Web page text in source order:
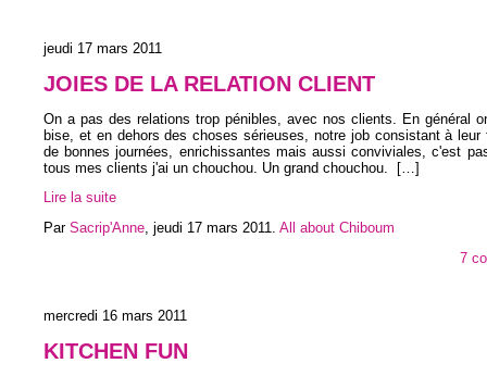
jeudi 17 mars 2011
JOIES DE LA RELATION CLIENT
On a pas des relations trop pénibles, avec nos clients. En général
bise, et en dehors des choses sérieuses, notre job consistant à leur
de bonnes journées, enrichissantes mais aussi conviviales, c'est
tous mes clients j'ai un chouchou. Un grand chouchou.
[…]
Lire la suite
Par Sacrip'Anne, jeudi 17 mars 2011. All about Chiboum
7
mercredi 16 mars 2011
KITCHEN FUN